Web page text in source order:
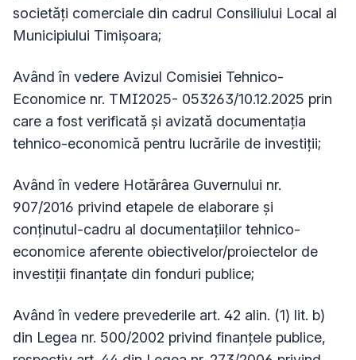
societăţi comerciale din cadrul Consiliului Local al
Municipiului Timişoara;
Având în vedere Avizul Comisiei Tehnico-
Economice nr. TMI2025- 053263/10.12.2025 prin
care a fost verificată şi avizată documentaţia
tehnico-economică pentru lucrările de investiţii;
Având în vedere Hotărârea Guvernului nr.
907/2016 privind etapele de elaborare și
conținutul-cadru al documentațiilor tehnico-
economice aferente obiectivelor/proiectelor de
investiții finanțate din fonduri publice;
Având în vedere prevederile art. 42 alin. (1) lit. b)
din Legea nr. 500/2002 privind finanțele publice,